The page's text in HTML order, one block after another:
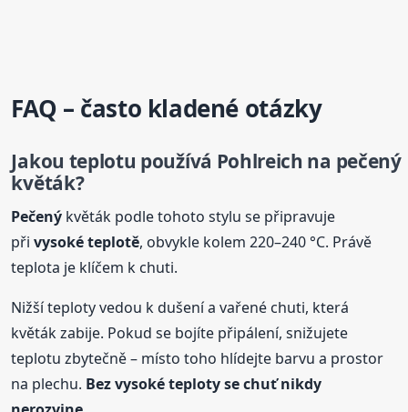
FAQ – často kladené otázky
Jakou teplotu používá Pohlreich na pečený
květák?
Pečený květák podle tohoto stylu se připravuje
přivysoké teplotě, obvykle kolem 220–240 °C. Právě
teplota je klíčem k chuti.
Nižší teploty vedou k dušení a vařené chuti, která
květák zabije. Pokud se bojíte připálení, snižujete
teplotu zbytečně – místo toho hlídejte barvu a prostor
na plechu. Bez vysoké teploty se chuť nikdy